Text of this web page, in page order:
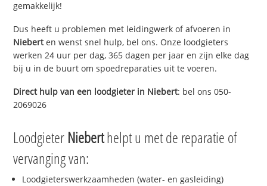
gemakkelijk!
Dus heeft u problemen met leidingwerk of afvoeren in
Nieberten wenst snel hulp, bel ons. Onze loodgieters
werken 24 uur per dag, 365 dagen per jaar en zijn elke dag
bij u in de buurt om spoedreparaties uit te voeren.
Direct hulp van een loodgieter in Niebert: bel ons 050-
2069026
Loodgieter Nieberthelpt u met de reparatie of
vervanging van:
Loodgieterswerkzaamheden (water- en gasleiding)